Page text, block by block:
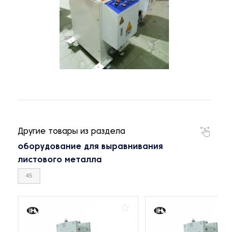
Другие товары из раздела
оборудование для выравнивания
листового металла
45